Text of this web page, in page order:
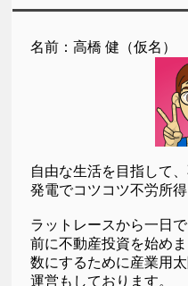
名前：高橋 健（仮名）
自由な生活を目指して
発電でコツコツ不労所
ラットレースから一日
前に不動産投資を始め
数にするために産業用
運営もしております。